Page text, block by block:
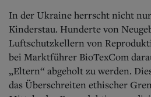
Start
Wer wir
Aktuelle
Abonnenten-
Abonnent
Abo
Bücher
In der Ukraine herrscht nicht
Kinderstau. Hunderte von
Luftschutzkellern von
bei Marktführer BioTexCom
„Eltern“ abgeholt zu werden.
das Überschreiten ethischer